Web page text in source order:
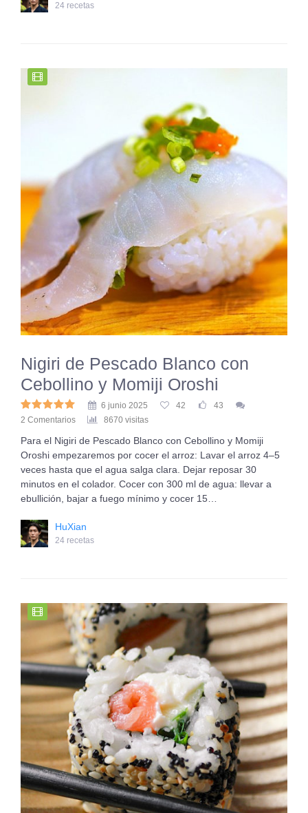
24 recetas
Nigiri de Pescado Blanco con
Cebollino y Momiji Oroshi
6 junio 2025 42
43
2 Comentarios
8670 visitas
Para el Nigiri de Pescado Blanco con Cebollino y Momiji
Oroshi empezaremos por cocer el arroz: Lavar el arroz 4–5
veces hasta que el agua salga clara. Dejar reposar 30
minutos en el colador. Cocer con 300 ml de agua: llevar a
ebullición, bajar a fuego mínimo y cocer 15…
HuXian
24 recetas